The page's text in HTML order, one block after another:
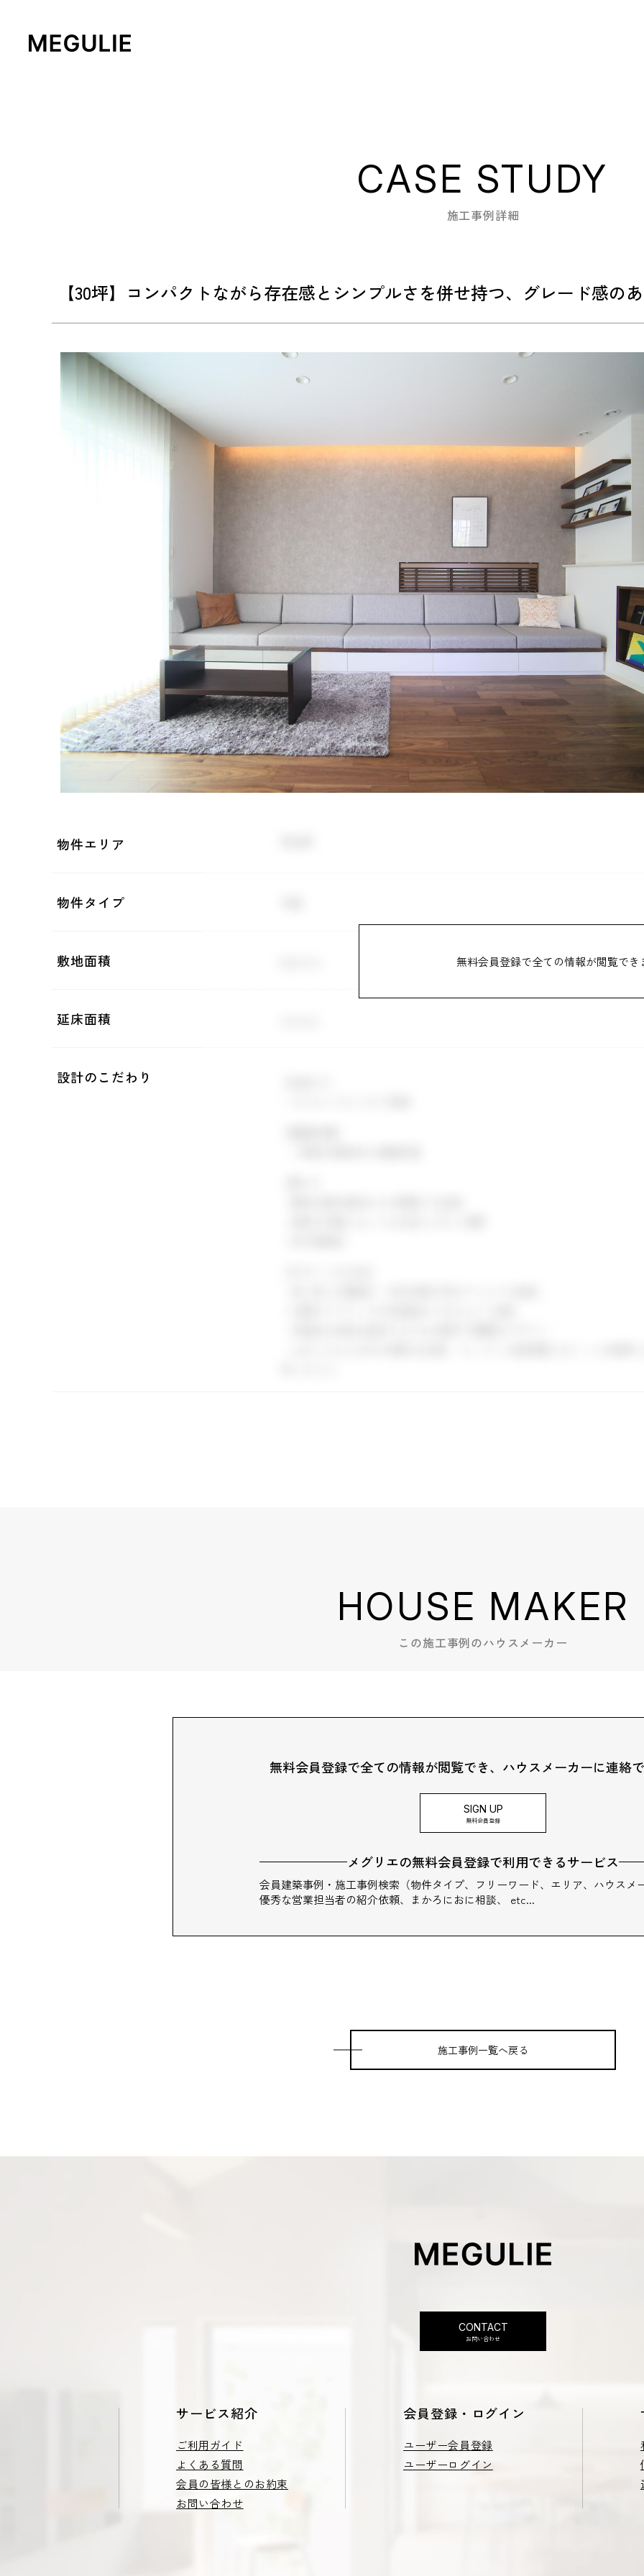
ログイン
CASE STUDY
施工事例詳細
【30坪】コンパクトながら存在感とシンプルさを併せ持つ、グレード感の
物件エリア
物件タイプ
敷地面積
延床面積
設計のこだわり
無料会員登録で全ての情報が閲覧でき
HOUSE MAKER
この施工事例のハウスメーカー
無料会員登録で全ての情報が閲覧でき、 ハウスメーカーに連絡
SIGN UP
無料会員登録
メグリエの無料会員登録で利用できるサービス
会員建築事例・施工事例検索（物件タイプ、フリーワード、エリア、ハウスメ
優秀な営業担当者の紹介依頼、まかろにおに相談、 etc...
施工事例一覧へ戻る
CONTACT
お問い合わせ
サービス紹介
ご利用ガイド
よくある質問
会員の皆様とのお約束
お問い合わせ
会員登録・ログイン
ユーザー会員登録
ユーザーログイン